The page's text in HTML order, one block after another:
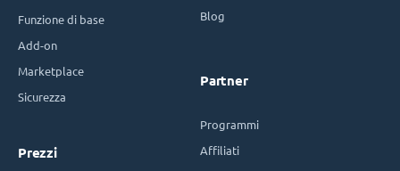
Funzione di base
Add-on
Marketplace
Sicurezza
Prezzi
Blog
Partner
Programmi
Affiliati